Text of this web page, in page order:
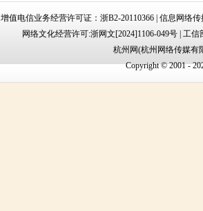
增值电信业务经营许可证：浙B2-20110366 | 信息网络
网络文化经营许可:浙网文[2024]1106-049号| 工信
杭州网(杭州网络传媒有
Copyright © 2001 -